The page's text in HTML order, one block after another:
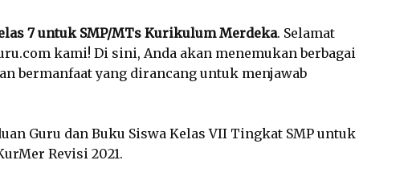
7 untuk SMP/MTs Kurikulum Merdeka. Selamat
kami! Di sini, Anda akan menemukan berbagai
bermanfaat yang dirancang untuk menjawab
Guru dan Buku Siswa Kelas VII Tingkat SMP untuk
Revisi 2021.